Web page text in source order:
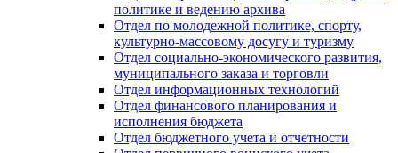
политике и ведению архива
Отдел по молодежной политике, спорту,
культурно-массовому досугу и туризму
Отдел социально-экономического развития,
муниципального заказа и торговли
Отдел информационных технологий
Отдел финансового планирования и
исполнения бюджета
Отдел бюджетного учета и отчетности